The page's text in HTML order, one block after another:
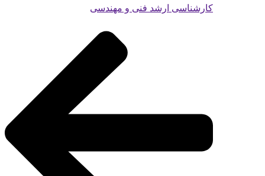
کارشناسی ارشد فنی و مهندسی